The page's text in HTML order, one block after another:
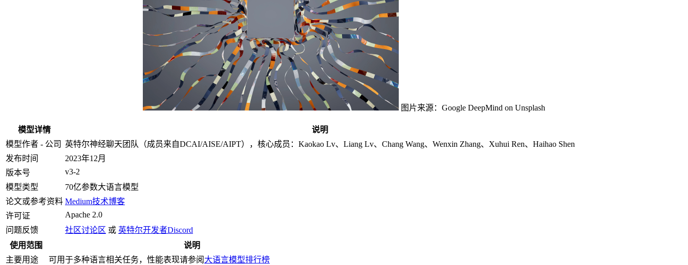
图片来源：Google DeepMind on Unsplash
模型详情
说明
模型作者 - 公司
英特尔神经聊天团队（成员来自DCAI/AISE/AIPT），核心成员：Kaokao Lv、Liang Lv、Chang Wang、Wenxin Zhang、Xuhui Ren、Haihao Shen
发布时间
2023年12月
版本号
v3-2
模型类型
70亿参数大语言模型
论文或参考资料 Medium技术博客
许可证
Apache 2.0
问题反馈
社区讨论区 或 英特尔开发者Discord
使用范围
说明
主要用途
可用于多种语言相关任务，性能表现请参阅 大语言模型排行榜